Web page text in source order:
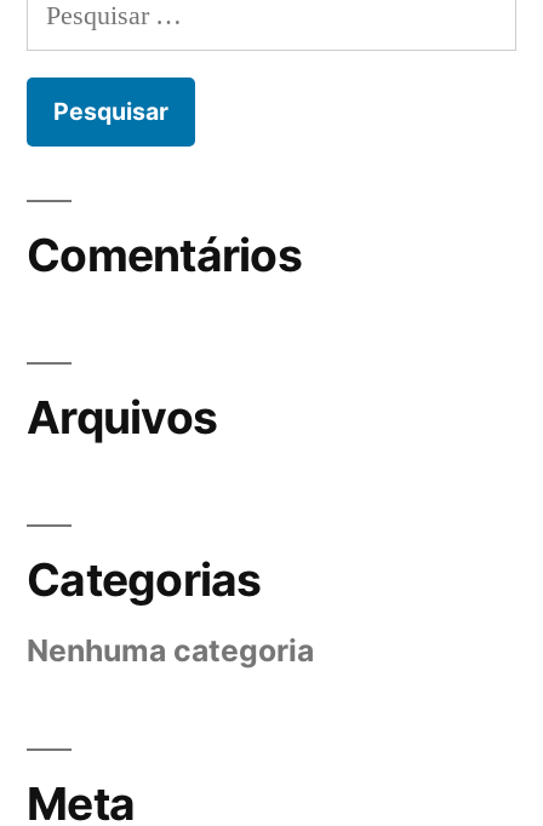
por:
Comentários
Arquivos
Categorias
Nenhuma categoria
Meta